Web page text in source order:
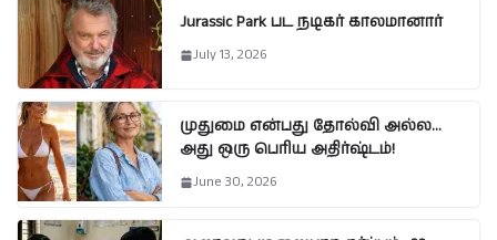
Jurassic Park பட நடிகர் காலமானார்
July 13, 2026
முதுமை என்பது தோல்வி அல்ல…
அது ஒரு பெரிய அதிர்ஷ்டம்!
June 30, 2026